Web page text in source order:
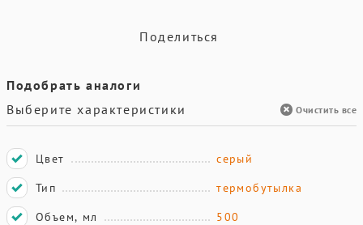
Поделиться
Подобрать аналоги
Выберите характеристики
Очистить все
Цвет
серый
Тип
термобутылка
Объем, мл
500